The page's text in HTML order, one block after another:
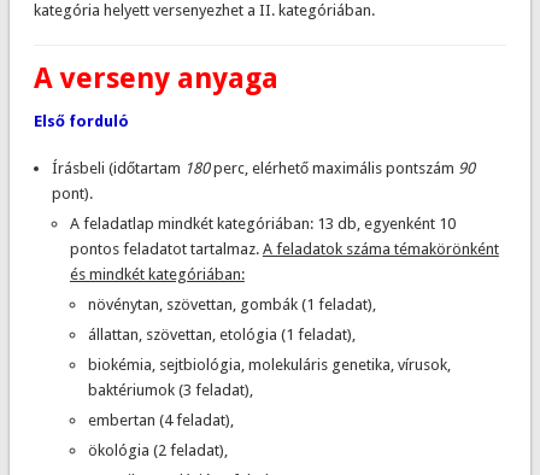
kategória helyett versenyezhet a II. kategóriában.
A verseny anyaga
Első forduló
Írásbeli (időtartam 180perc, elérhető maximális pontszám 90
pont).
A feladatlap mindkét kategóriában: 13 db, egyenként 10
pontos feladatot tartalmaz. A feladatok száma témakörönként
és mindkét kategóriában:
növénytan, szövettan, gombák (1 feladat),
állattan, szövettan, etológia (1 feladat),
biokémia, sejtbiológia, molekuláris genetika, vírusok,
baktériumok (3 feladat),
embertan (4 feladat),
ökológia (2 feladat),